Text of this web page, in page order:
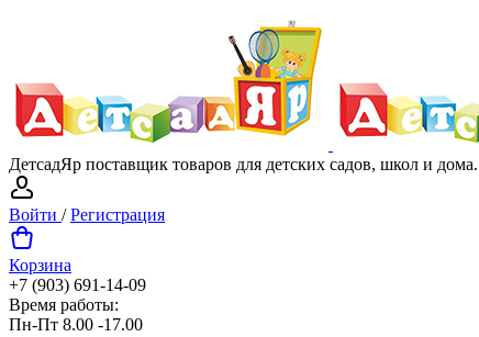
ДетсадЯр поставщик товаров для детских садов, школ и
Войти /Регистрация
Корзина
+7 (903) 691-14-09
Время работы:
Пн-Пт 8.00 -17.00